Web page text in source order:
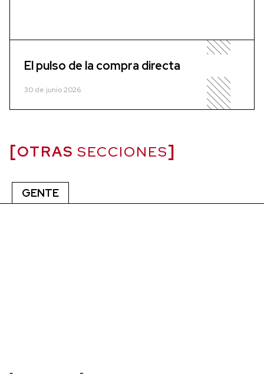
El pulso de la compra directa
30 de junio 2026
OTRAS SECCIONES
GENTE